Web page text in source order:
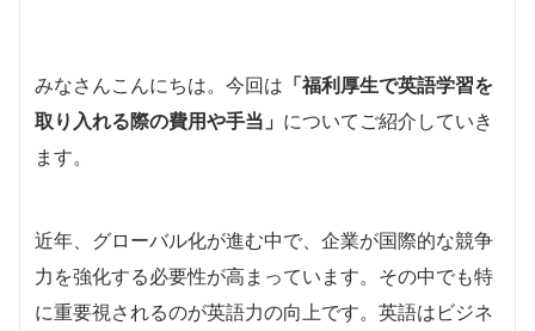
みなさんこんにちは。今回は 「福利厚生で英語学習を
取り入れる際の費用や手当」 についてご紹介していき
ます。
近年、グローバル化が進む中で、企業が国際的な競争
力を強化する必要性が高まっています。その中でも特
に重要視されるのが英語力の向上です。英語はビジネ